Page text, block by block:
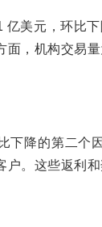
亿美元，环比
面，机构交易
下降的第二个
。这些返利